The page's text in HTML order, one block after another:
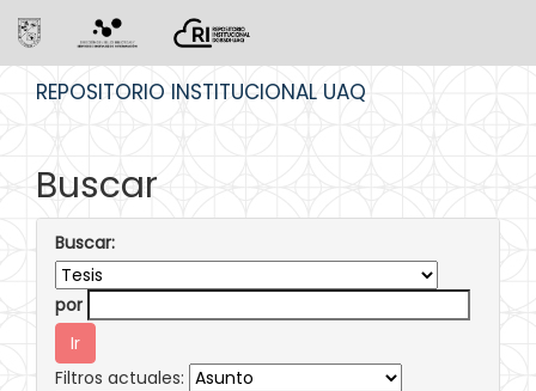
REPOSITORIO INSTITUCIONAL UAQ
Buscar
Buscar:
por
Filtros actuales: